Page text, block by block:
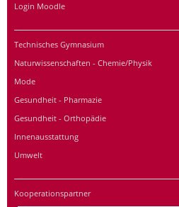
Login Moodle
Technisches Gymnasium
Naturwissenschaften - Chemie/Physik
Mode
Gesundheit - Pharmazie
Gesundheit - Orthopädie
Innenausstattung
Umwelt
Kooperationspartner